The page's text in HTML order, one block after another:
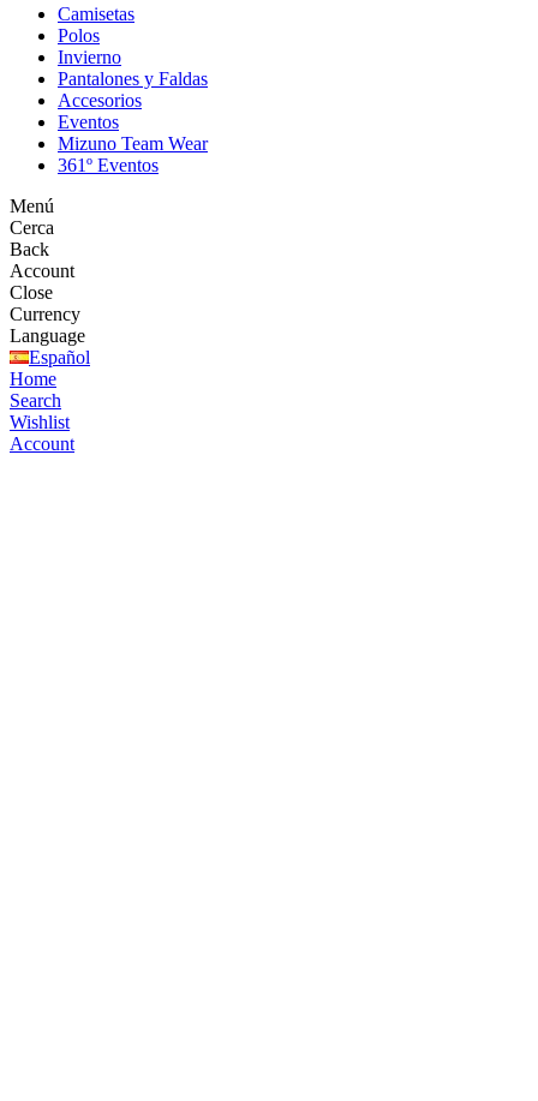
Camisetas
Polos
Invierno
Pantalones y Faldas
Accesorios
Eventos
Mizuno Team Wear
361º Eventos
Menú
Cerca
Back
Account
Close
Currency
Language
Español
Home
Search
Wishlist
Account